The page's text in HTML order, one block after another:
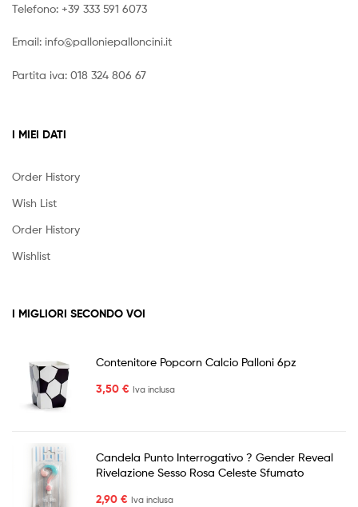
Telefono: +39 333 591 6073
Email: info@palloniepalloncini.it
Partita iva: 018 324 806 67
I MIEI DATI
Order History
Wish List
Order History
Wishlist
I MIGLIORI SECONDO VOI
Contenitore Popcorn Calcio Palloni 6pz
3,50 € Iva inclusa
Candela Punto Interrogativo ? Gender Reveal
Rivelazione Sesso Rosa Celeste Sfumato
2,90 € Iva inclusa